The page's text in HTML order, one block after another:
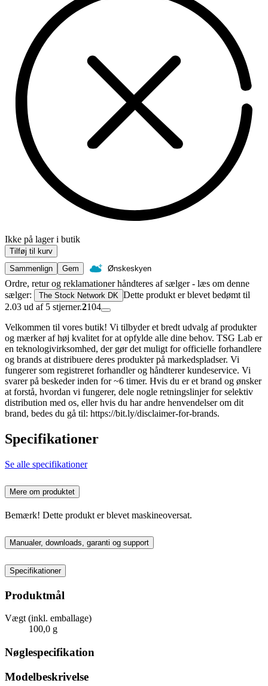
Ikke på lager i butik
Tilføj til kurv
Sammenlign
Gem Ønskeskyen
Ordre, retur og reklamationer håndteres af sælger - læs om denne
sælger:
The Stock Network DK Dette produkt er blevet bedømt til
2.03 ud af 5 stjerner.2104
Velkommen til vores butik! Vi tilbyder et bredt udvalg af produkter
og mærker af høj kvalitet for at opfylde alle dine behov. TSG Lab er
en teknologivirksomhed, der gør det muligt for officielle forhandlere
og brands at distribuere deres produkter på markedspladser. Vi
fungerer som registreret forhandler og håndterer kundeservice. Vi
svarer på beskeder inden for ~6 timer. Hvis du er et brand og ønsker
at forstå, hvordan vi fungerer, dele nogle retningslinjer for selektiv
distribution med os, eller hvis du har andre henvendelser om dit
brand, bedes du gå til: https://bit.ly/disclaimer-for-brands.
Specifikationer
Se alle specifikationer
Mere om produktet
Bemærk! Dette produkt er blevet maskineoversat.
Manualer, downloads, garanti og support
Specifikationer
Produktmål
Vægt (inkl. emballage)
100,0 g
Nøglespecifikation
Modelbeskrivelse